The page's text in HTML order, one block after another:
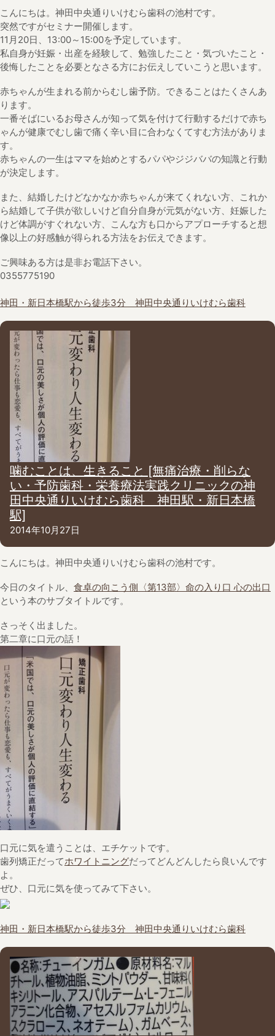
こんにちは。神田中央通りいけむら歯科の池村です。
突然ですがセミナー開催します。
11月20日、13:00～15:00を予定しています。
私自身が妊娠・出産を経験して、勉強したこと・気づいたこと・
後悔したことを必要となさる方にお伝えしていこうと思います。
赤ちゃんが生まれる前からむし歯予防。できることはたくさんあ
ります。
一番そばにいるお母さんが知って気を付けて行動するだけで赤ち
ゃんが健康でむし歯で痛く辛い目に合わなくてすむ方法がありま
す。
赤ちゃんの一生はママを始めとするパパやジジババの知識と行動
が決定します。
また、結婚したけどなかなか赤ちゃんが来てくれない方、これか
ら結婚して子供が欲しいけど自分自身が元気がない方、妊娠した
けど体調がすぐれない方、こんな方も口からアプローチすると想
像以上の好感触が得られる方法をお伝えできます。
ご興味ある方は是非お電話下さい。
0355775190
神田・新日本橋駅から徒歩3分 神田中央通りいけむら歯科
噛むことは、生きること [無痛治療・削らな
い・予防歯科・栄養療法実践クリニックの神
田中央通りいけむら歯科 神田駅・新日本橋
駅]
2014年10月27日
こんにちは。神田中央通りいけむら歯科の池村です。
今日のタイトル、 食卓の向こう側〈第13部〉命の入り口 心の出口
という本のサブタイトルです。
さっそく出ました。
第二章に口元の話！
口元に気を遣うことは、エチケットです。
歯列矯正だってホワイトニングだってどんどんしたら良いんです
よ。
ぜひ、口元に気を使ってみて下さい。
神田・新日本橋駅から徒歩3分 神田中央通りいけむら歯科